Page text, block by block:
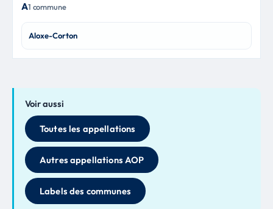
A1 commune
Aloxe-Corton
Voir aussi
Toutes les appellations
Autres appellations AOP
Labels des communes